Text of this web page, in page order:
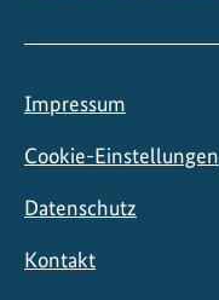
Impressum
Cookie-Einstellungen
Datenschutz
Kontakt